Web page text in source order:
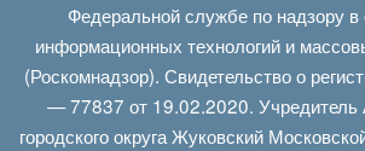
Федеральной службе по надзору в
информационных технологий и
(Роскомнадзор). Свидетельство о
— 77837 от 19.02.2020. Учредитель
городского округа Жуковский